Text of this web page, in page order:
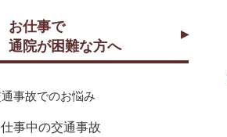
お仕事で
通院が困難な方へ
仕事中の交通事故